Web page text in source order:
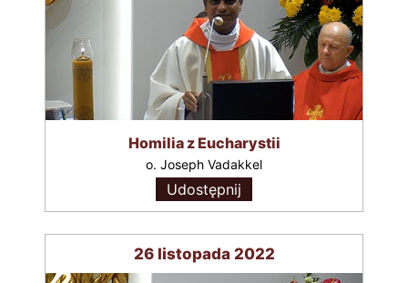
Homilia z Eucharystii
o. Joseph Vadakkel
Udostępnij
26 listopada 2022